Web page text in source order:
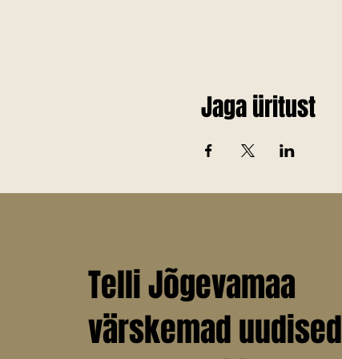
Jaga üritust
Telli Jõgevamaa
värskemad uudised